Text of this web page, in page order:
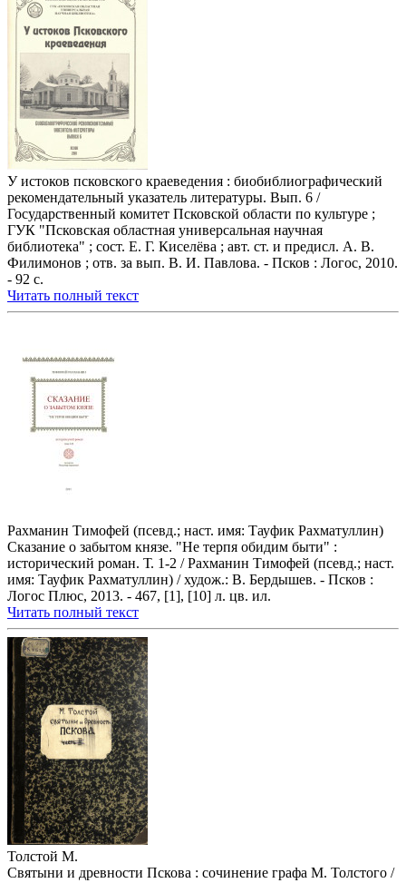
У истоков псковского краеведения : биобиблиографический
рекомендательный указатель литературы. Вып. 6 /
Государственный комитет Псковской области по культуре ;
ГУК "Псковская областная универсальная научная
библиотека" ; сост. Е. Г. Киселёва ; авт. ст. и предисл. А. В.
Филимонов ; отв. за вып. В. И. Павлова. - Псков : Логос, 2010.
- 92 с.
Читать полный текст
Рахманин Тимофей (псевд.; наст. имя: Тауфик Рахматуллин)
Сказание о забытом князе. "Не терпя обидим быти" :
исторический роман. Т. 1-2 / Рахманин Тимофей (псевд.; наст.
имя: Тауфик Рахматуллин) / худож.: В. Бердышев. - Псков :
Логос Плюс, 2013. - 467, [1], [10] л. цв. ил.
Читать полный текст
Толстой М.
Святыни и древности Пскова : сочинение графа М. Толстого /